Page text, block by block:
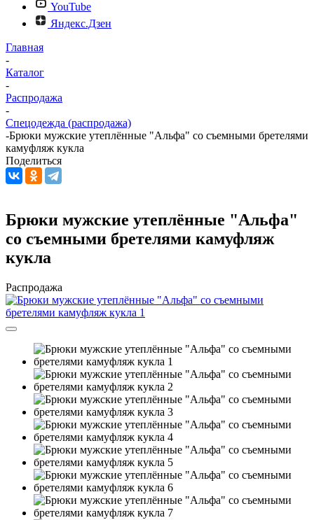
YouTube
Яндекс.Дзен
Главная
-
Каталог
-
Распродажа
-
Спецодежда (распродажа)
-Брюки мужские утеплённые "Альфа" со съемными бретелями
камуфляж кукла
Поделиться
Брюки мужские утеплённые "Альфа"
со съемными бретелями камуфляж
кукла
Распродажа